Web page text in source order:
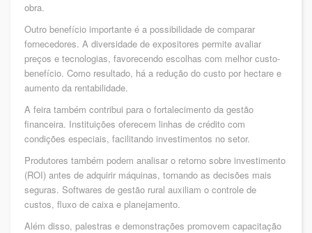
obra.
Outro benefício importante é a possibilidade de comparar
fornecedores. A diversidade de expositores permite avaliar
preços e tecnologias, favorecendo escolhas com melhor custo-
benefício. Como resultado, há a redução do custo por hectare e
aumento da rentabilidade.
A feira também contribui para o fortalecimento da gestão
financeira. Instituições oferecem linhas de crédito com
condições especiais, facilitando investimentos no setor.
Produtores também podem analisar o retorno sobre investimento
(ROI) antes de adquirir máquinas, tornando as decisões mais
seguras. Softwares de gestão rural auxiliam o controle de
custos, fluxo de caixa e planejamento.
Além disso, palestras e demonstrações promovem capacitação